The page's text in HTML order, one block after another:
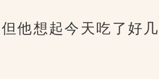
他想起今天吃了好